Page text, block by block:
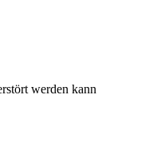
werden kann